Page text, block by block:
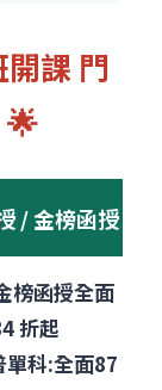
課 門
/ 金榜函授
榜函授全面
折起
單科:全面87